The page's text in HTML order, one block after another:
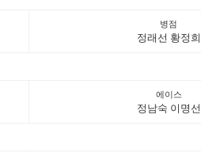
병점
정래선 황정희
에이스
정남숙 이명선